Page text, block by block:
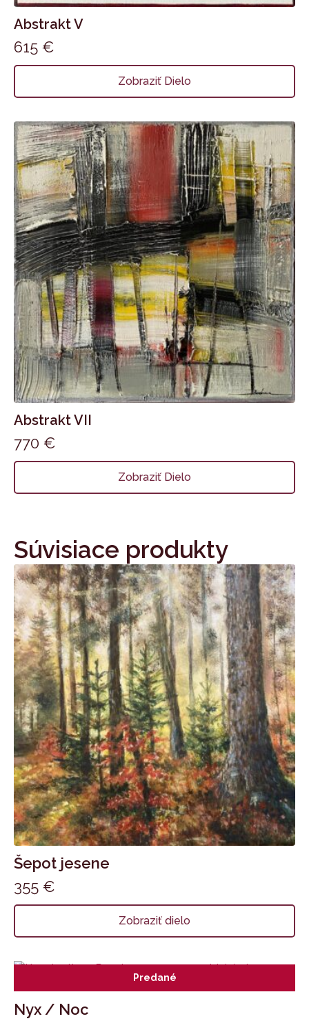
Abstrakt V
615 €
Zobraziť Dielo
Abstrakt VII
770 €
Zobraziť Dielo
Súvisiace produkty
Šepot jesene
355 €
Zobraziť dielo
Predané
Nyx / Noc